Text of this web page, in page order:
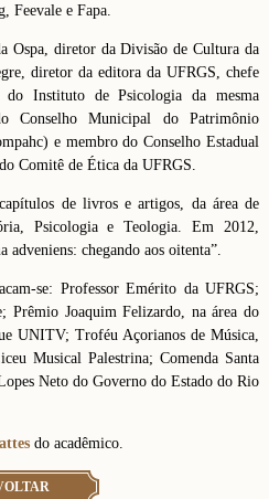
Feevale e Fapa.
Ospa, diretor da Divisão de Cultura da
diretor da editora da UFRGS, chefe
Instituto de Psicologia da mesma
Conselho Municipal do Patrimônio
e membro do Conselho Estadual
Comitê de Ética da UFRGS.
de livros e artigos, da área de
Psicologia e Teologia. Em 2012,
adveniens: chegando aos oitenta”.
se: Professor Emérito da UFRGS;
Prêmio Joaquim Felizardo, na área do
UNITV; Troféu Açorianos de Música,
Musical Palestrina; Comenda Santa
Neto do Governo do Estado do Rio
do acadêmico.